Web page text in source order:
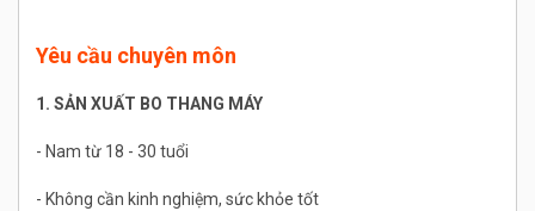
Yêu cầu chuyên môn
1. SẢN XUẤT BO THANG MÁY
- Nam từ 18 - 30 tuổi
- Không cần kinh nghiệm, sức khỏe tốt